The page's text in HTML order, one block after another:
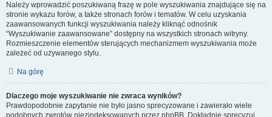
Należy wprowadzić poszukiwaną frazę w pole wyszukiwania znajdujące się na
stronie wykazu forów, a także stronach forów i tematów. W celu uzyskania
zaawansowanych funkcji wyszukiwania należy kliknąć odnośnik
“Wyszukiwanie zaawansowane” dostępny na wszystkich stronach witryny.
Rozmieszczenie elementów sterujących mechanizmem wyszukiwania może
zależeć od używanego stylu.
Na górę
Dlaczego moje wyszukiwanie nie zwraca wyników?
Prawdopodobnie zapytanie nie było jasno sprecyzowane i zawierało wiele
podobnych zwrotów niezindeksowanych przez phpBB. Dokładnie sprecyzuj